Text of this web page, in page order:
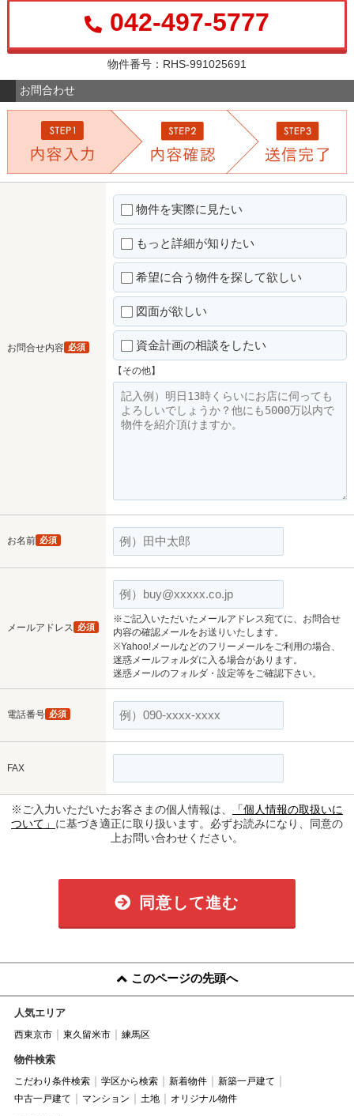
042-497-5777
物件番号：RHS-991025691
お問合わせ
お問合せ内容 必須
物件を実際に見たい
もっと詳細が知りたい
希望に合う物件を探して欲しい
図面が欲しい
資金計画の相談をしたい
【その他】
お名前 必須
メールアドレス 必須
※ご記入いただいたメールアドレス宛てに、お問合せ
内容の確認メールをお送りいたします。
※Yahoo!メールなどのフリーメールをご利用の場合、
迷惑メールフォルダに入る場合があります。
迷惑メールのフォルダ・設定等をご確認下さい。
電話番号 必須
FAX
※ご入力いただいたお客さまの個人情報は、
「個人情報の取扱いに
ついて」 に基づき適正に取り扱います。必ずお読みになり、同意の
上お問い合わせください。
同意して進む
このページの先頭へ
人気エリア
西東京市 東久留米市 練馬区
物件検索
こだわり条件検索 学区から検索 新着物件
新築一戸建て
中古一戸建て
マンション 土地 オリジナル物件